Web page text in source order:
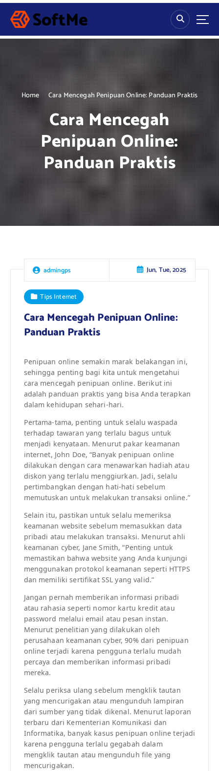
S
p
Home Cara Mencegah Penipuan Online: Panduan Praktis
Cara Mencegah
Penipuan Online:
Panduan Praktis
admingps Jun, Tue, 2025
Tips Internet
Cara Mencegah Penipuan Online:
Panduan Praktis
Penipuan online semakin marak belakangan ini,
sehingga penting bagi kita untuk mengetahui
cara mencegah penipuan online. Berikut ini
adalah panduan praktis yang bisa Anda terapkan
dalam kehidupan sehari-hari.
Pertama-tama, penting untuk selalu waspada
terhadap tawaran yang terlalu bagus untuk
menjadi kenyataan. Menurut pakar keamanan
internet, John Doe, “Banyak penipuan online
dilakukan dengan cara menawarkan hadiah atau
diskon yang terlalu menggiurkan. Jadi, selalu
pertimbangkan dengan hati-hati sebelum
memutuskan untuk melakukan transaksi online.”
Selain itu, pastikan untuk selalu memeriksa
keamanan website sebelum memasukkan data
pribadi atau melakukan transaksi. Menurut ahli
keamanan cyber, Jane Smith, “Penting untuk
memastikan bahwa website yang Anda kunjungi
menggunakan protokol keamanan seperti HTTPS
dan memiliki sertifikat SSL yang valid.”
Jangan pernah memberikan informasi pribadi
atau rahasia seperti nomor kartu kredit atau
password melalui email atau pesan instan.
Menurut penelitian yang dilakukan oleh
perusahaan keamanan cyber, 90% dari penipuan
online terjadi karena pengguna terlalu mudah
percaya dan memberikan informasi pribadi
mereka.
Selalu periksa ulang sebelum mengklik tautan
yang mencurigakan atau mengunduh lampiran
dari sumber yang tidak dikenal. Menurut laporan
terbaru dari Kementerian Komunikasi dan
Informatika, banyak kasus penipuan online terjadi
karena pengguna terlalu gegabah dalam
mengklik tautan atau mengunduh file yang
mencurigakan.